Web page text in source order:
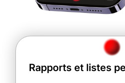
Rapports et listes